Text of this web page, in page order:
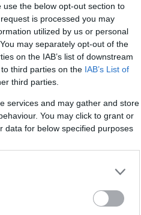
the below opt-out section to
is processed you may
utilized by us or personal
may separately opt-out of the
on the IAB’s list of downstream
third parties on the IAB’s List of
third parties.
services and may gather and store
You may click to grant or
data for below specified purposes
KVÍZ:
KVÍZ: